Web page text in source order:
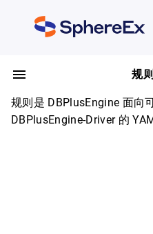
规
规则是 DBPlusEngine 面向
DBPlusEngine-Driver 的